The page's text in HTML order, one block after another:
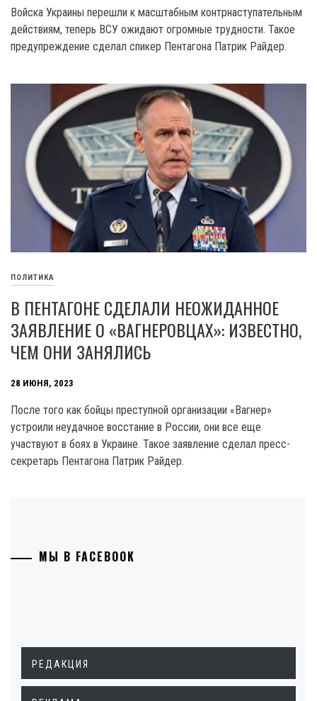
Войска Украины перешли к масштабным контрнаступательным
действиям, теперь ВСУ ожидают огромные трудности. Такое
предупреждение сделал спикер Пентагона Патрик Райдер.
ПОЛИТИКА
В ПЕНТАГОНЕ СДЕЛАЛИ НЕОЖИДАННОЕ
ЗАЯВЛЕНИЕ О «ВАГНЕРОВЦАХ»: ИЗВЕСТНО,
ЧЕМ ОНИ ЗАНЯЛИСЬ
28 ИЮНЯ, 2023
После того как бойцы преступной организации «Вагнер»
устроили неудачное восстание в России, они все еще
участвуют в боях в Украине. Такое заявление сделал пресс-
секретарь Пентагона Патрик Райдер.
МЫ В FACEBOOK
РЕДАКЦИЯ